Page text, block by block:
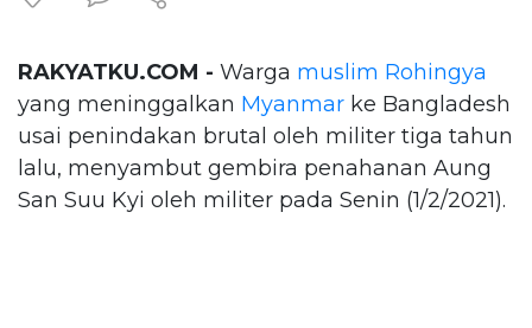
RAKYATKU.COM - Warga muslim Rohingya
yang meninggalkan Myanmar ke Bangladesh
usai penindakan brutal oleh militer tiga tahun
lalu, menyambut gembira penahanan Aung
San Suu Kyi oleh militer pada Senin (1/2/2021).